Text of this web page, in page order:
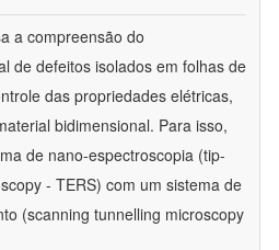
a compreensão do
de defeitos isolados em folhas de
das propriedades elétricas,
bidimensional. Para isso,
de nano-espectroscopia (tip-
- TERS) com um sistema de
(scanning tunnelling microscopy